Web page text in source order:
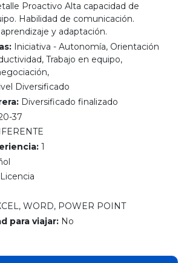
Proactivo Alta capacidad de
Habilidad de comunicación.
y adaptación.
Iniciativa - Autonomía, Orientación
Trabajo en equipo,
Diversificado
Diversificado finalizado
37
1
WORD, POWER POINT
para viajar: No